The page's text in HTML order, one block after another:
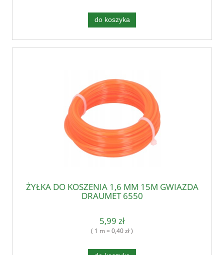
do koszyka
ŻYŁKA DO KOSZENIA 1,6 MM 15M GWIAZDA
DRAUMET 6550
5,99 zł
( 1 m = 0,40 zł )